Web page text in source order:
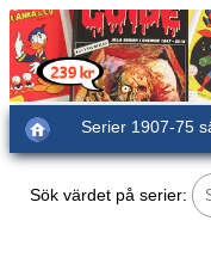
Serier 1907-75
Sök värdet på serier: